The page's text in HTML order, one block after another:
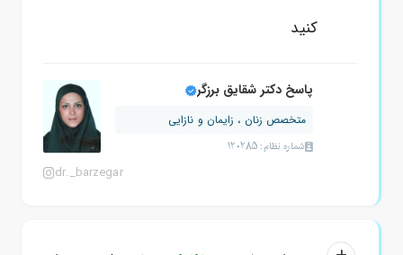
کنید
پاسخ دکتر شقایق برزگر
متخصص زنان ، زایمان و نازایی
شماره نظام: 120285
dr._barzegar